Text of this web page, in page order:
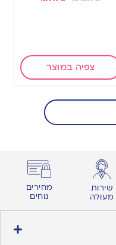
צפיה במוצר
שירות
מעולה
מחירים
נוחים